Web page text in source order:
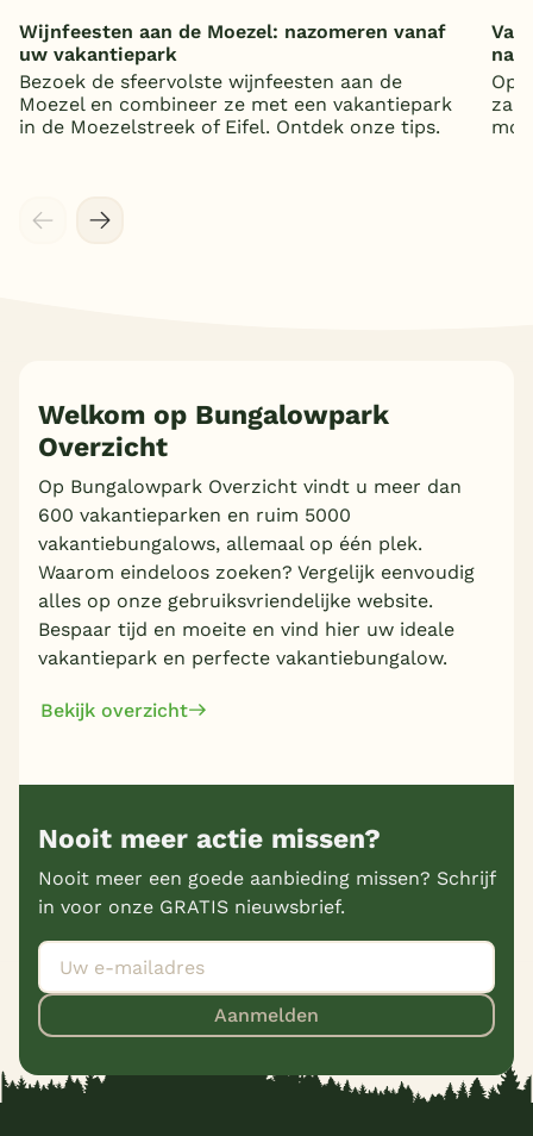
Wijnfeesten aan de Moezel: nazomeren vanaf
uw vakantiepark
Bezoek de sfeervolste wijnfeesten aan de
Moezel en combineer ze met een vakantiepark
in de Moezelstreek of Eifel. Ontdek onze tips.
Op
Welkom op Bungalowpark
Overzicht
Op Bungalowpark Overzicht vindt u meer dan
600 vakantieparken en ruim 5000
vakantiebungalows, allemaal op één plek.
Waarom eindeloos zoeken? Vergelijk eenvoudig
alles op onze gebruiksvriendelijke website.
Bespaar tijd en moeite en vind hier uw ideale
vakantiepark en perfecte vakantiebungalow.
Bekijk overzicht
Nooit meer actie missen?
Nooit meer een goede aanbieding missen? Schrijf
in voor onze GRATIS nieuwsbrief.
Aanmelden